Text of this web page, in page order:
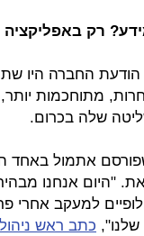
רק
הודעת החברה היו
מתוחכמות יותר,
שלה בכרום.
אתמול באחד
"היום אנחנו
למעקב
כתב ראש